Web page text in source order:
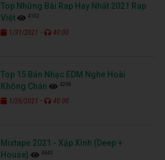
Top Những Bài Rap Hay Nhất 2021 Rap
Việt
4102
1/31/2021 - 40:00
Top 15 Bản Nhạc EDM Nghe Hoài
Không Chán
4298
1/26/2021 - 40:00
Mixtape 2021 - Xập Xình (Deep +
House)
4643